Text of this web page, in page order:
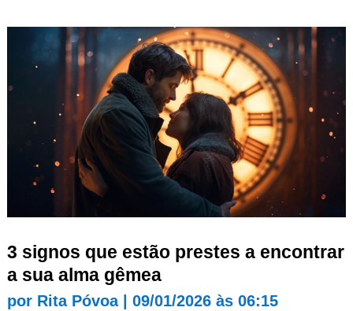
3 signos que estão prestes a encontrar
a sua alma gêmea
por Rita Póvoa| 09/01/2026 às 06:15